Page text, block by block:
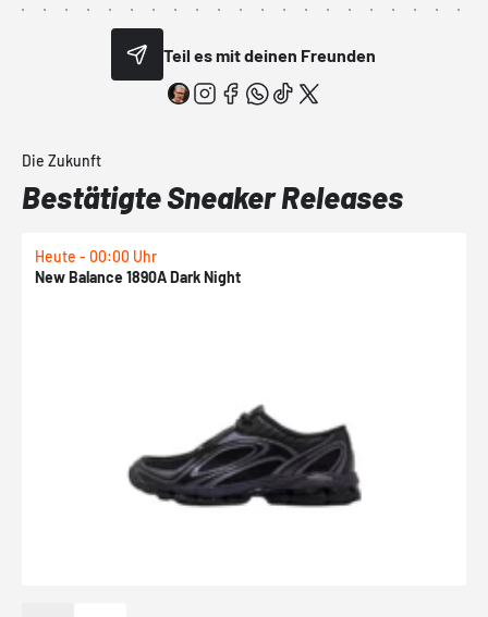
Teil es mit deinen Freunden
Die Zukunft
Bestätigte Sneaker Releases
Heute - 00:00 Uhr
New Balance 1890A Dark Night